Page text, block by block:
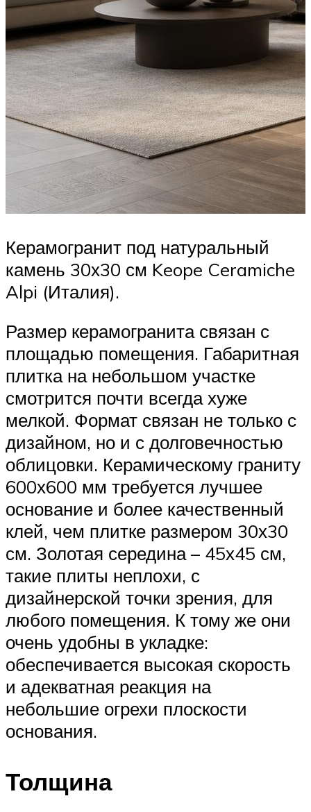
Керамогранит под натуральный
камень 30х30 см Keope Ceramiche
Alpi (Италия).
Размер керамогранита связан с
площадью помещения. Габаритная
плитка на небольшом участке
смотрится почти всегда хуже
мелкой. Формат связан не только с
дизайном, но и с долговечностью
облицовки. Керамическому граниту
600х600 мм требуется лучшее
основание и более качественный
клей, чем плитке размером 30х30
см. Золотая середина – 45х45 см,
такие плиты неплохи, с
дизайнерской точки зрения, для
любого помещения. К тому же они
очень удобны в укладке:
обеспечивается высокая скорость
и адекватная реакция на
небольшие огрехи плоскости
основания.
Толщина